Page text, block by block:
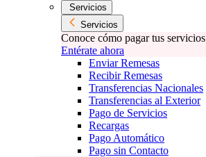
Servicios
Servicios
Conoce cómo pagar tus servicios
Entérate ahora
Enviar Remesas
Recibir Remesas
Transferencias Nacionales
Transferencias al Exterior
Pago de Servicios
Recargas
Pago Automático
Pago sin Contacto